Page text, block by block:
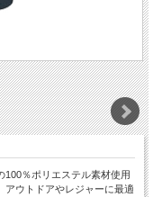
100％ポリエステル素材使用
アウトドアやレジャーに最適